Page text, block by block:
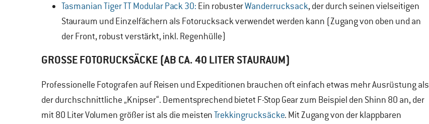
Tasmanian Tiger TT Modular Pack 30: Ein robusterWanderrucksack, der durch seinen vielseitigen
Stauraum und Einzelfächern als Fotorucksack verwendet werden kann (Zugang von oben und an
der Front, robust verstärkt, inkl. Regenhülle)
GROSSE FOTORUCKSÄCKE (AB CA. 40 LITER STAURAUM)
Professionelle Fotografen auf Reisen und Expeditionen brauchen oft einfach etwas mehr Ausrüstung als
der durchschnittliche „Knipser“. Dementsprechend bietet F-Stop Gear zum Beispiel den Shinn 80 an, der
mit 80 Liter Volumen größer ist als die meistenTrekkingrucksäcke. Mit Zugang von der klappbaren